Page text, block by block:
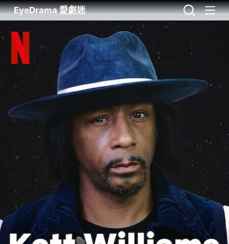
EyeDrama 愛劇迷